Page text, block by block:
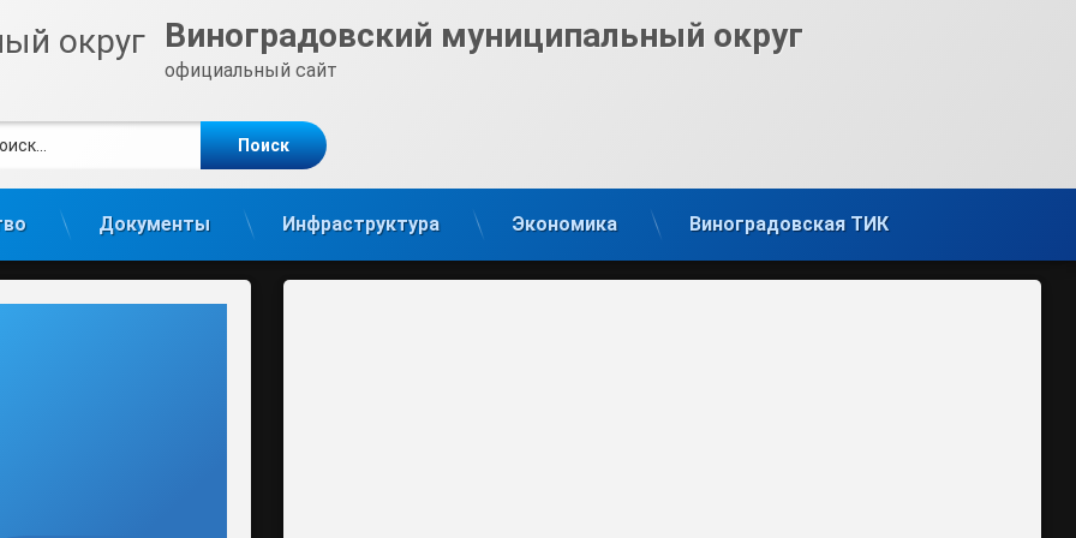
Виноградовский муниципальный округ
официальный сайт
Документы Инфраструктура Экономика Виноградовская ТИК